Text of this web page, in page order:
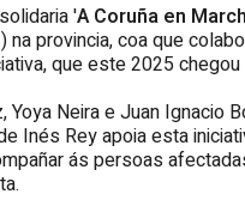
'A Coruña en
) na provincia, coa que
que este 2025
Neira e Juan Ignacio
Inés Rey apoia esta
ás persoas